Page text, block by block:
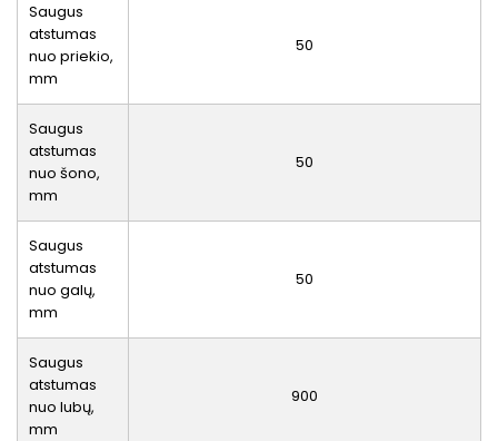
Saugus
atstumas
nuo priekio,
mm
50
Saugus
atstumas
nuo šono,
mm
50
Saugus
atstumas
nuo galų,
mm
50
Saugus
atstumas
nuo lubų,
mm
900